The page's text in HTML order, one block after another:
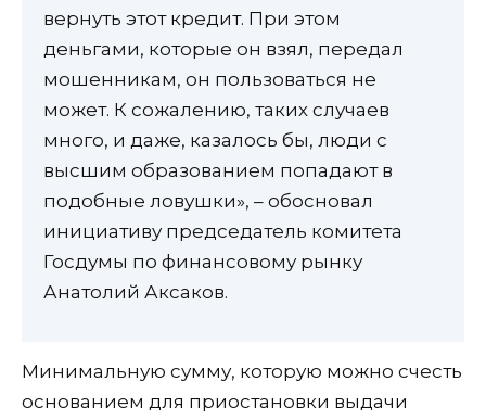
вернуть этот кредит. При этом
деньгами, которые он взял, передал
мошенникам, он пользоваться не
может. К сожалению, таких случаев
много, и даже, казалось бы, люди с
высшим образованием попадают в
подобные ловушки», – обосновал
инициативу председатель комитета
Госдумы по финансовому рынку
Анатолий Аксаков.
Минимальную сумму, которую можно счесть
основанием для приостановки выдачи